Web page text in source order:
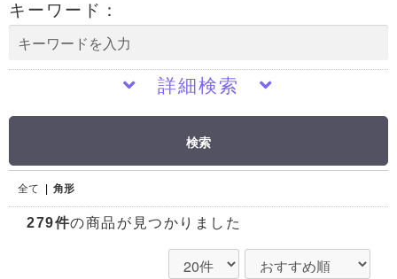
キーワード：
詳細検索
検索
全て 角形
279件の商品が見つかりました